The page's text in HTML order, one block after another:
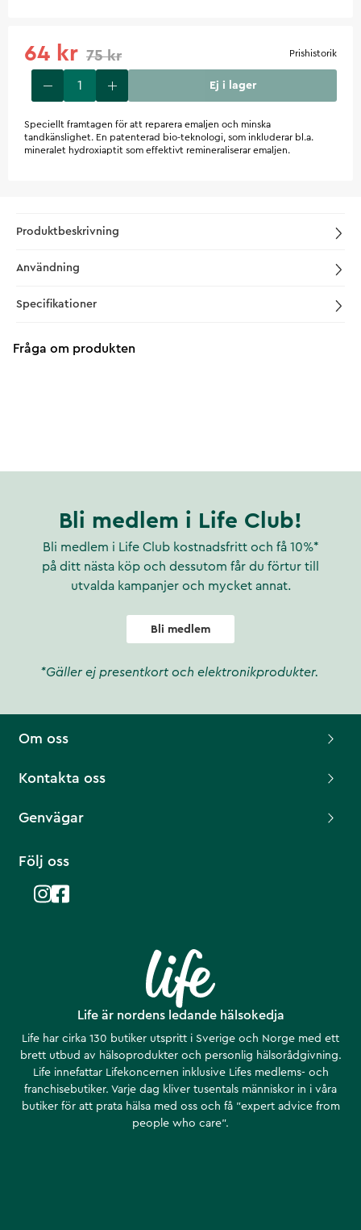
64 kr 75 kr Prishistorik
Ej i lager
Speciellt framtagen för att reparera emaljen och minska
tandkänslighet. En patenterad bio-teknologi, som inkluderar bl.a.
mineralet hydroxiaptit som effektivt remineraliserar emaljen.
Produktbeskrivning
Användning
Specifikationer
Fråga om produkten
Bli medlem i Life Club!
Bli medlem i Life Club kostnadsfritt och få 10%*
på ditt nästa köp och dessutom får du förtur till
utvalda kampanjer och mycket annat.
Bli medlem
*Gäller ej presentkort och elektronikprodukter.
Life är nordens ledande hälsokedja
Life har cirka 130 butiker utspritt i Sverige och Norge med ett
brett utbud av hälsoprodukter och personlig hälsorådgivning.
Life innefattar Lifekoncernen inklusive Lifes medlems- och
franchisebutiker. Varje dag kliver tusentals människor in i våra
butiker för att prata hälsa med oss och få ”expert advice from
people who care”.
Om oss
Kontakta oss
Genvägar
Följ oss